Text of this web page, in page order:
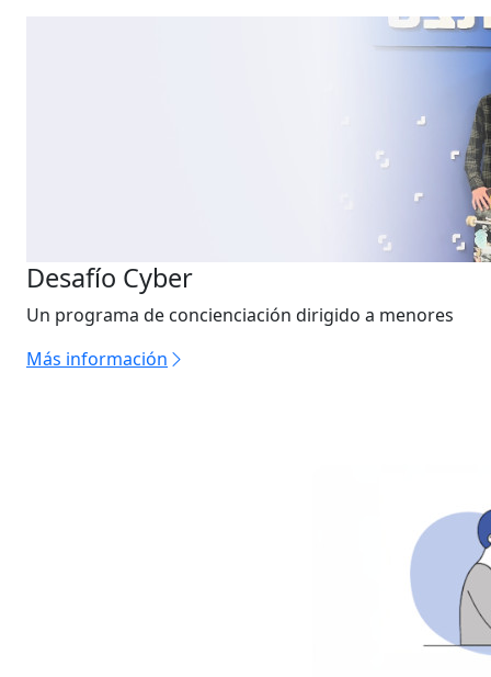
Desafío Cyber
Un programa de concienciación dirigido a menores
Más información